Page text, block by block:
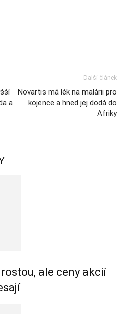
a
Další článek
Novartis má lék na malárii pro
kojence a hned jej dodá do
Afriky
ale ceny akcií